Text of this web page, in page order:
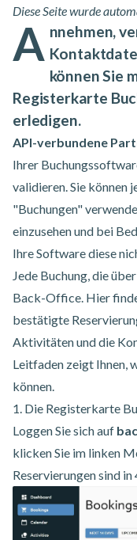
Diese Seite wurde
A nnehmen,
können Sie
Registerkarte
erledigen.
API-verbundene
Ihrer
validieren. Sie können
"Buchungen"
einzusehen und bei
Ihre Software diese
Jede Buchung, die
Back-Office. Hier
bestätigte
Aktivitäten und die
Leitfaden zeigt Ihnen,
können.
1. Die Registerkarte
Loggen Sie sich auf
klicken Sie im linken
Reservierungen sind